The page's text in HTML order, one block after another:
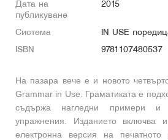
Дата на
публикуване
2015
Система IN USE
ISBN 9781107480537
На пазара вече е и новото
Grammar in Use. Граматиката е
съдържа нагледни примери и
упражнения. Изданието включва
електронна версия на